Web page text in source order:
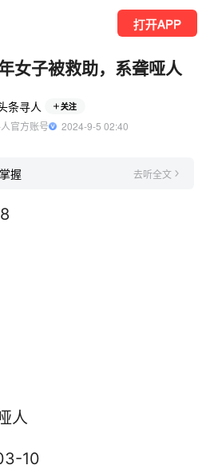
打开APP
女子被救助，系聋哑人
条寻人 关注
官方账号
  2024-9-5 02:40
握 去听全文
人
10